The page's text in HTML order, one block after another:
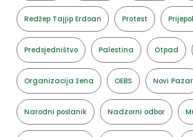
Redžep Tajjip Erdoan Protest
Predsjedništvo Palestina Otpad
Organizacija žena OEBS Novi Pazar
Narodni poslanik Nadzorni odbor